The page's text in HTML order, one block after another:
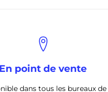
En point de vente
dans tous les bureaux de